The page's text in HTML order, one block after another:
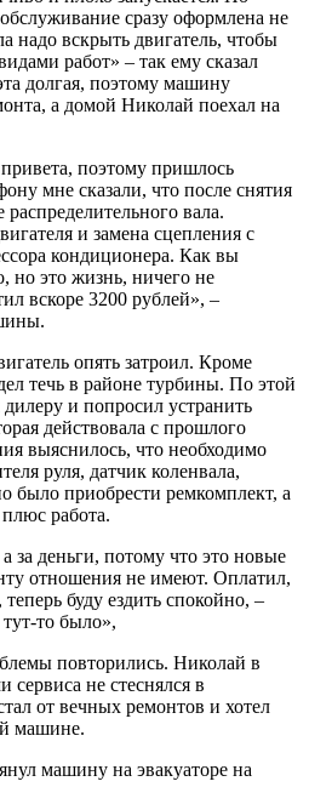
сразу оформлена не
надо вскрыть двигатель, чтобы
работ» – так ему сказал
долгая, поэтому машину
а домой Николай поехал на
поэтому пришлось
мне сказали, что после снятия
вала.
и замена сцепления с
кондиционера. Как вы
но это жизнь, ничего не
вскоре 3200 рублей», –
опять затроил. Кроме
течь в районе турбины. По этой
и попросил устранить
действовала с прошлого
выяснилось, что необходимо
руля, датчик коленвала,
было приобрести ремкомплект, а
работа.
за деньги, потому что это новые
отношения не имеют. Оплатил,
буду ездить спокойно, –
то было»,
повторились. Николай в
сервиса не стеснялся в
от вечных ремонтов и хотел
машине.
машину на эвакуаторе на